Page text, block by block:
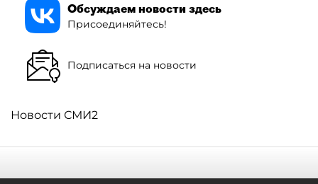
Обсуждаем новости здесь
Присоединяйтесь!
Подписаться на новости
Новости СМИ2